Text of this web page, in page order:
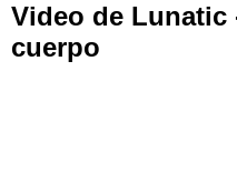
Video de Lunatic
cuerpo